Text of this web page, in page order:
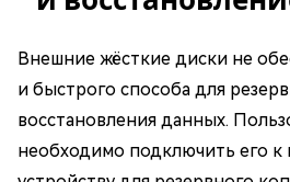
Внешние жёсткие диски не
и быстрого способа для
восстановления данных.
необходимо подключить его